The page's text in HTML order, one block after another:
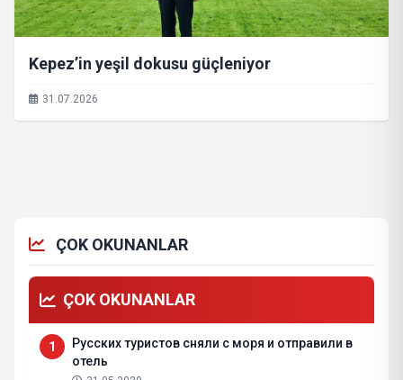
Kepez’in yeşil dokusu güçleniyor
31.07.2026
ÇOK OKUNANLAR
ÇOK OKUNANLAR
1
Русских туристов сняли с моря и отправили в
отель